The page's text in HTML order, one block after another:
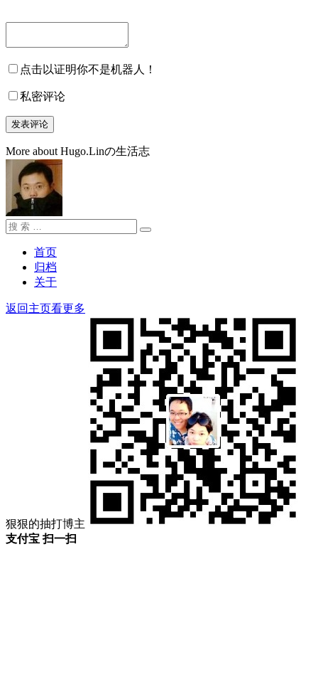
点击以证明你不是机器人！
私密评论
More about Hugo.Linの生活志
搜
搜
首页
归档
关于
返回主页看更多
狠狠的抽打博主
支付宝 扫一扫